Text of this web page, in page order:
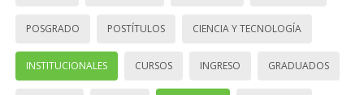
POSGRADO POSTÍTULOS CIENCIA Y TECNOLOGÍA
INSTITUCIONALES CURSOS INGRESO GRADUADOS